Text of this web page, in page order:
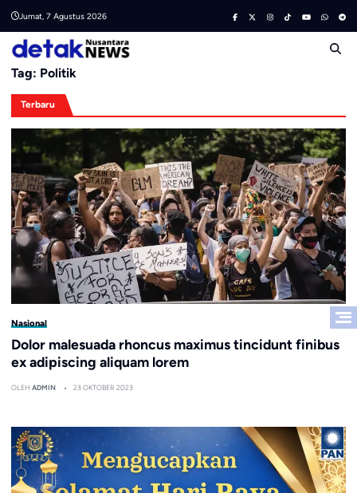
content
Jumat, 7 Agustus 2026
Tag: Politik
Terbaru
Nasional
Dolor malesuada rhoncus maximus tincidunt finibus
ex adipiscing aliquam lorem
OLEH ADMIN 23 OKTOBER 2023